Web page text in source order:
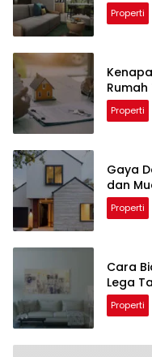
Properti
Properti
Gaya
dan
Properti
Cara
Lega
Properti